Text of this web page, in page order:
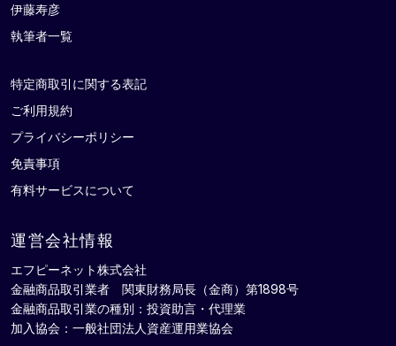
伊藤寿彦
執筆者一覧
特定商取引に関する表記
ご利用規約
プライバシーポリシー
免責事項
有料サービスについて
運営会社情報
エフピーネット株式会社
金融商品取引業者 関東財務局長（金商）第1898号
金融商品取引業の種別：投資助言・代理業
加入協会：一般社団法人資産運用業協会